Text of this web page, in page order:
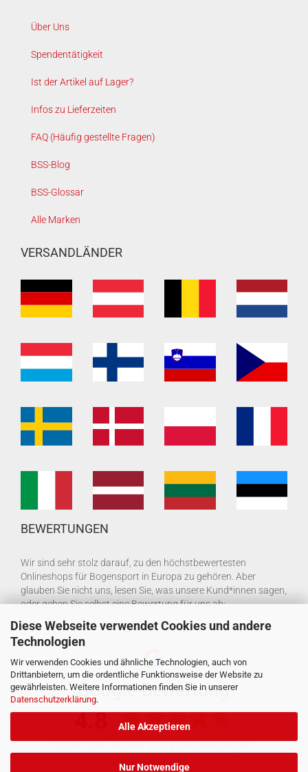
Diese Webseite verwendet Cookies und andere
Technologien
Wir verwenden Cookies und ähnliche Technologien, auch von
Drittanbietern, um die ordentliche Funktionsweise der Website zu
gewährleisten. Weitere Informationen finden Sie in unserer
Datenschutzerklärung.
Alle Akzeptieren
Nur Notwendige
Über Uns
Spendentätigkeit
Ist der Artikel auf Lager?
Infos zu Lieferzeiten
FAQ (Häufig gestellte Fragen)
BSS-Blog
BSS-Glossar
Alle Marken
VERSANDLÄNDER
BEWERTUNGEN
Wir sind sehr stolz darauf, zu den höchstbewertesten
Onlineshops für Bogensport in Europa zu gehören. Aber
glauben Sie nicht uns, lesen Sie, was unsere Kund*innen sagen,
oder geben Sie selbst eine Bewertung für uns ab: